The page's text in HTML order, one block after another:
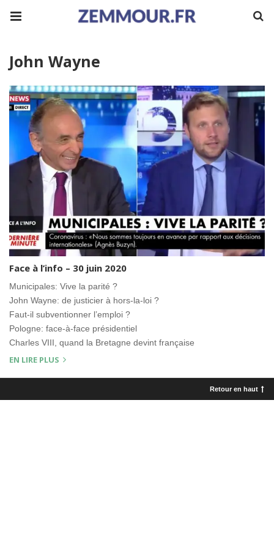
John Wayne
Face à l’info – 30 juin 2020
Municipales: Vive la parité ?
John Wayne: de justicier à hors-la-loi ?
Faut-il subventionner l’emploi ?
Pologne: face-à-face présidentiel
Charles VIII, quand la Bretagne devint française
EN LIRE PLUS
Retour en haut